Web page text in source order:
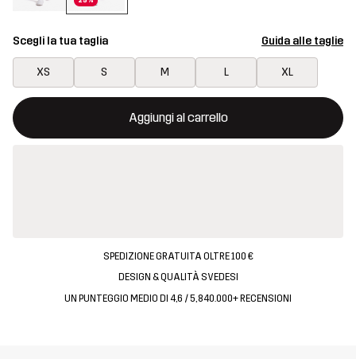
Scegli la tua taglia Guida alle taglie
XS S M L XL
Aggiungi al carrello
Questo tasto aprirà una finestra modale per confermare un
{{size}} non disponibile
SPEDIZIONE GRATUITA OLTRE 100 €
DESIGN & QUALITÀ SVEDESI
UN PUNTEGGIO MEDIO DI 4,6 / 5, 840.000+ RECENSIONI